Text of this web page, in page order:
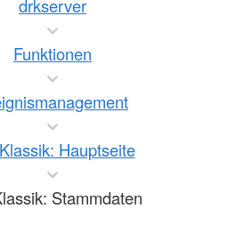
drkserver
Funktionen
Hauptseite
Stammdaten